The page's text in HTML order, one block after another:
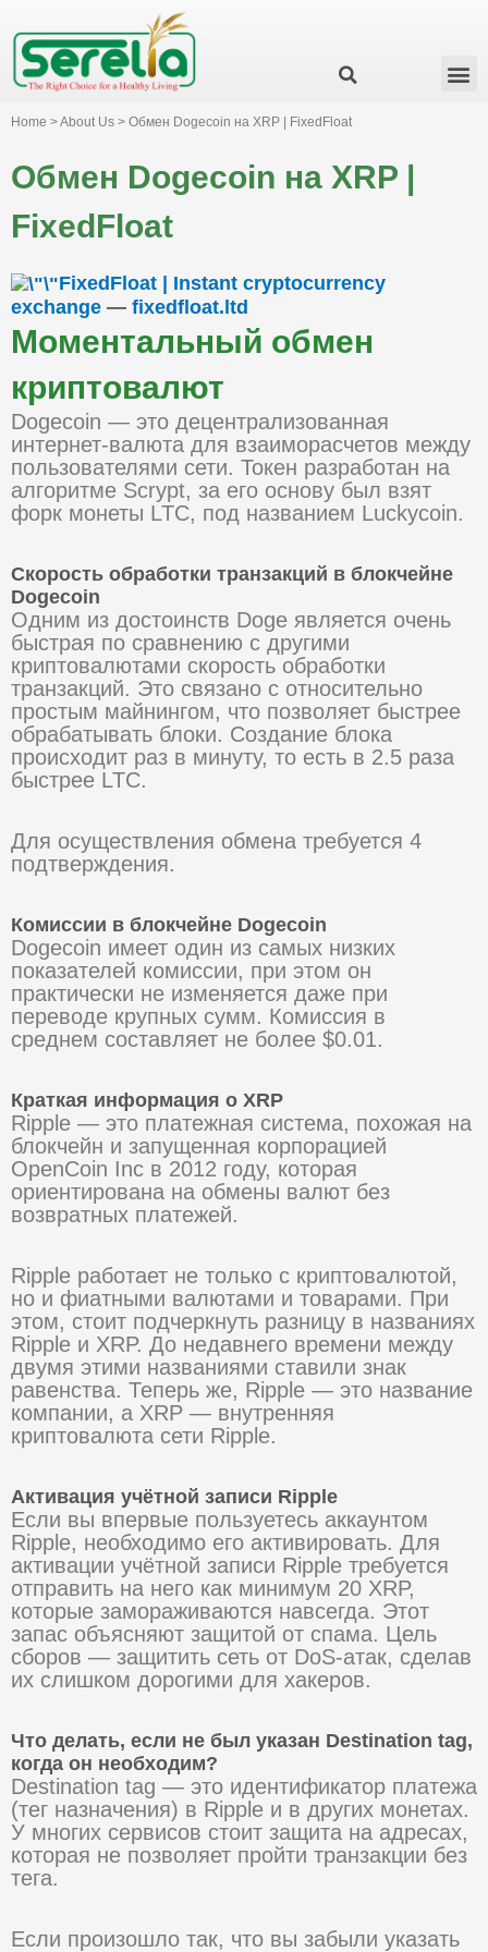
Home > About Us > Обмен Dogecoin на XRP | FixedFloat
Обмен Dogecoin на XRP |
FixedFloat
FixedFloat | Instant cryptocurrency
exchange — fixedfloat.ltd
Моментальный обмен
криптовалют
Dogecoin — это децентрализованная
интернет-валюта для взаиморасчетов между
пользователями сети. Токен разработан на
алгоритме Scrypt, за его основу был взят
форк монеты LTC, под названием Luckycoin.
Скорость обработки транзакций в блокчейне
Dogecoin
Одним из достоинств Doge является очень
быстрая по сравнению с другими
криптовалютами скорость обработки
транзакций. Это связано с относительно
простым майнингом, что позволяет быстрее
обрабатывать блоки. Создание блока
происходит раз в минуту, то есть в 2.5 раза
быстрее LTC.
Для осуществления обмена требуется 4
подтверждения.
Комиссии в блокчейне Dogecoin
Dogecoin имеет один из самых низких
показателей комиссии, при этом он
практически не изменяется даже при
переводе крупных сумм. Комиссия в
среднем составляет не более $0.01.
Краткая информация о XRP
Ripple — это платежная система, похожая на
блокчейн и запущенная корпорацией
OpenCoin Inc в 2012 году, которая
ориентирована на обмены валют без
возвратных платежей.
Ripple работает не только с криптовалютой,
но и фиатными валютами и товарами. При
этом, стоит подчеркнуть разницу в названиях
Ripple и XRP. До недавнего времени между
двумя этими названиями ставили знак
равенства. Теперь же, Ripple — это название
компании, а XRP — внутренняя
криптовалюта сети Ripple.
Активация учётной записи Ripple
Если вы впервые пользуетесь аккаунтом
Ripple, необходимо его активировать. Для
активации учётной записи Ripple требуется
отправить на него как минимум 20 XRP,
которые замораживаются навсегда. Этот
запас объясняют защитой от спама. Цель
сборов — защитить сеть от DoS-атак, сделав
их слишком дорогими для хакеров.
Что делать, если не был указан Destination tag,
когда он необходим?
Destination tag — это идентификатор платежа
(тег назначения) в Ripple и в других монетах.
У многих сервисов стоит защита на адресах,
которая не позволяет пройти транзакции без
тега.
Если произошло так, что вы забыли указать